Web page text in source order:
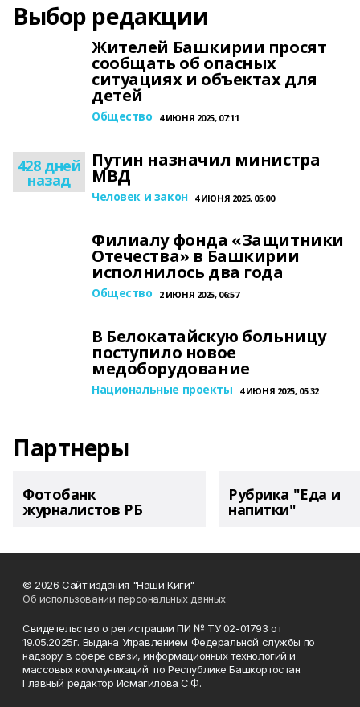
Выбор редакции
Жителей Башкирии просят
сообщать об опасных
ситуациях и объектах для
детей
Общество 4 ИЮНЯ 2025, 07:11
428 дней
назад
Путин назначил министра
МВД
Человек и закон 4 ИЮНЯ 2025, 05:00
Филиалу фонда «Защитники
Отечества» в Башкирии
исполнилось два года
Общество 2 ИЮНЯ 2025, 06:57
В Белокатайскую больницу
поступило новое
медоборудование
Национальные проекты 4 ИЮНЯ 2025, 05:32
Партнеры
Фотобанк
журналистов РБ
Рубрика "Еда и
напитки"
© 2026 Сайт издания "Наши Киги"
Об использовании персональных данных
Свидетельство о регистрации ПИ № ТУ 02-01793 от
19.05.2025г. Выдана Управлением Федеральной службы по
надзору в сфере связи, информационных технологий и
массовых коммуникаций по Республике Башкортостан.
Главный редактор Исмагилова С.Ф.